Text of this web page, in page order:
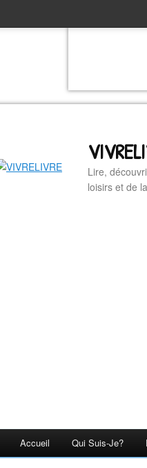
Lire,
loisirs et de
Accueil Qui Suis-Je?